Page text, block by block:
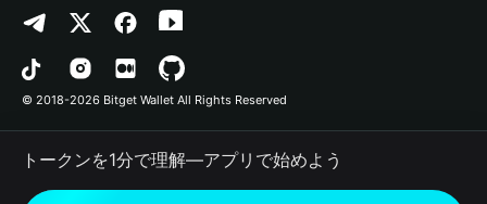
ブランドリソース
キャリア
Prediction Markets
DApp
RWA
コントラクト検出
一括送金
Avalanche
Bitcoin
Polygon
プライバシーポリシー
利用規約
© 2018-2026 Bitget Wallet All Rights Reserved
トークンを1分で理解―アプリで始めよう